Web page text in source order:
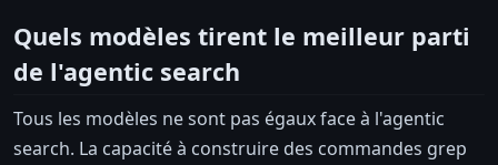
Quels modèles tirent le meilleur parti
de l'agentic search
Tous les modèles ne sont pas égaux face à l'agentic
search. La capacité à construire des commandes grep